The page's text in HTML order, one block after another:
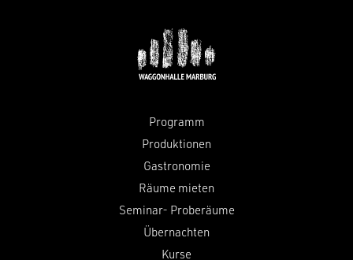
Programm
Produktionen
Gastronomie
Räume mieten
Seminar- Proberäume
Übernachten
Kurse